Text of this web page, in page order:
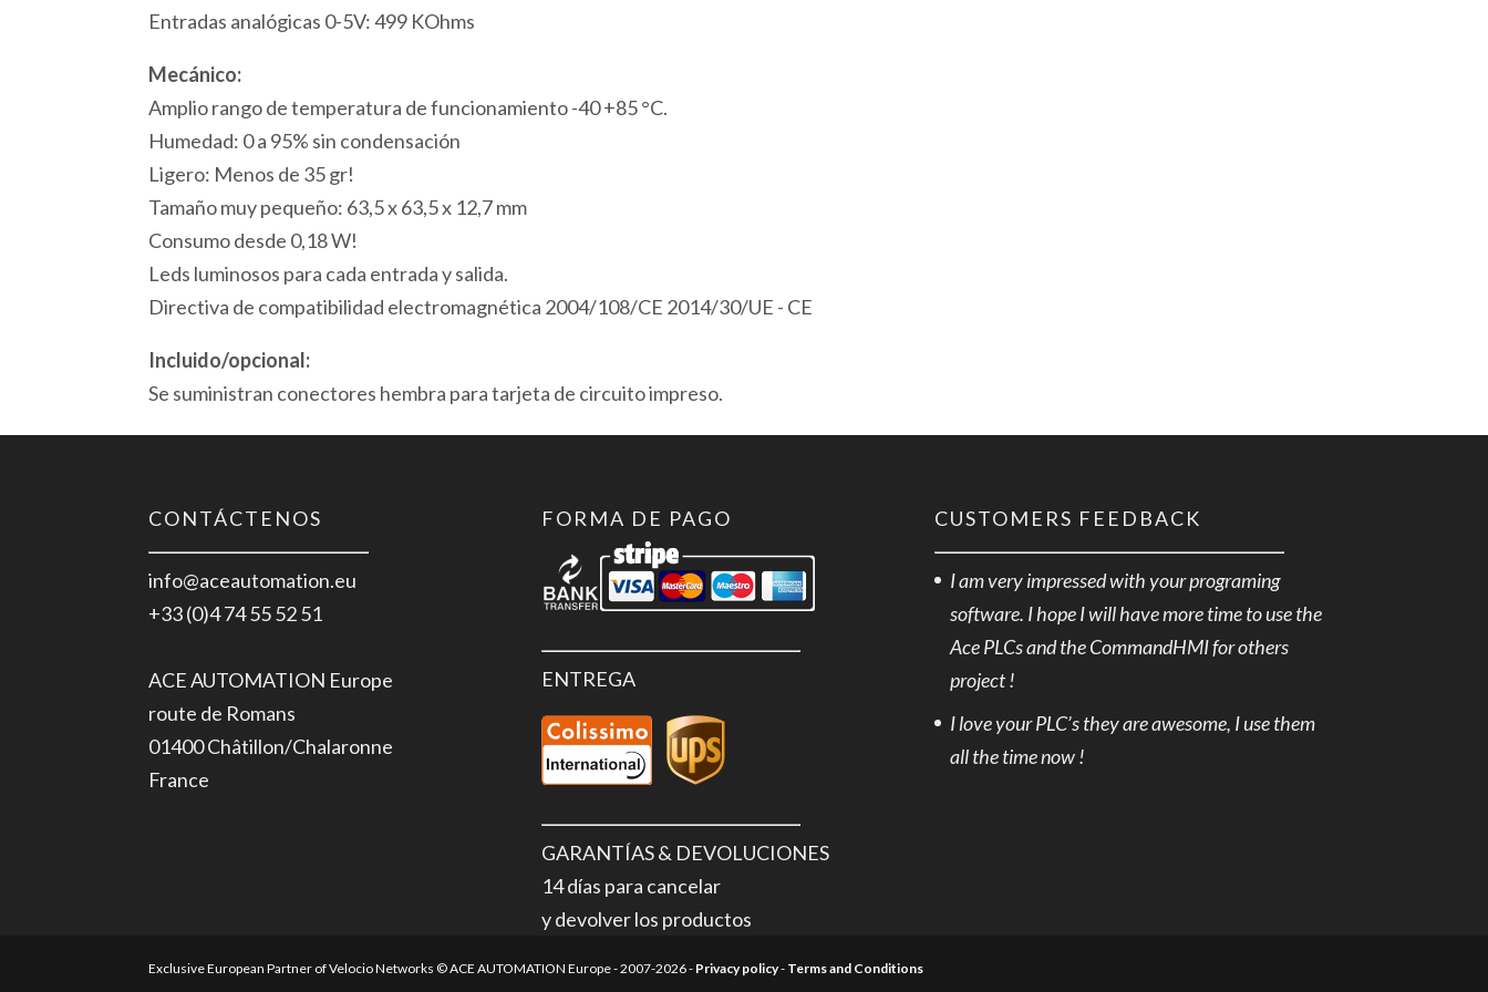
cantidad
Entradas analógicas 0-5V: 499 KOhms
Mecánico:
Amplio rango de temperatura de funcionamiento -40 +85 °C.
Humedad: 0 a 95% sin condensación
Ligero: Menos de 35 gr!
Tamaño muy pequeño: 63,5 x 63,5 x 12,7 mm
Consumo desde 0,18 W!
Leds luminosos para cada entrada y salida.
Directiva de compatibilidad electromagnética 2004/108/CE 2014/30/UE - CE
Incluido/opcional:
Se suministran conectores hembra para tarjeta de circuito impreso.
CONTÁCTENOS
info@aceautomation.eu
+33 (0)4 74 55 52 51
ACE AUTOMATION Europe
route de Romans
01400 Châtillon/Chalaronne
France
FORMA DE PAGO
ENTREGA
GARANTÍAS & DEVOLUCIONES
14 días para cancelar
y devolver los productos
CUSTOMERS FEEDBACK
I am very impressed with your programing
software. I hope I will have more time to use the
Ace PLCs and the CommandHMI for others
project !
I love your PLC’s they are awesome, I use them
all the time now !
Exclusive European Partner of Velocio Networks © ACE AUTOMATION Europe - 2007-2026 - Privacy policy- Terms and Conditions